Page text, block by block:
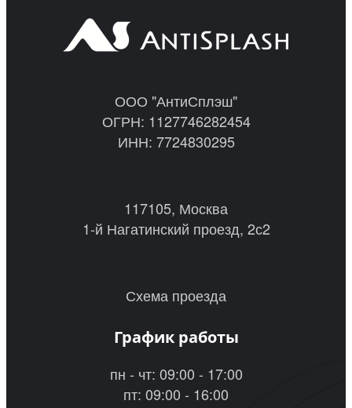
ООО "АнтиСплэш"
ОГРН: 1127746282454
ИНН: 7724830295
117105, Москва
1-й Нагатинский проезд, 2с2
Схема проезда
График работы
пн - чт: 09:00 - 17:00
пт: 09:00 - 16:00